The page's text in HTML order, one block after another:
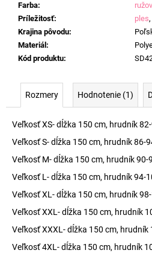
Farba:
Príležitosť: ples,
Krajina pôvodu:
Materiál :
Kód produktu:
Rozmery Hodnotenie (1)
Veľkosť XS- dĺžka 150 cm, hrudník
Veľkosť S- dĺžka 150 cm, hrudník 86-
Veľkosť M- dĺžka 150 cm, hrudník 90-
Veľkosť L- dĺžka 150 cm, hrudník 94-
Veľkosť XL- dĺžka 150 cm, hrudník
Veľkosť XXL- dĺžka 150 cm, hrudník
Veľkosť XXXL- dĺžka 150 cm, hrudník
Veľkosť 4XL- dĺžka 150 cm, hrudník